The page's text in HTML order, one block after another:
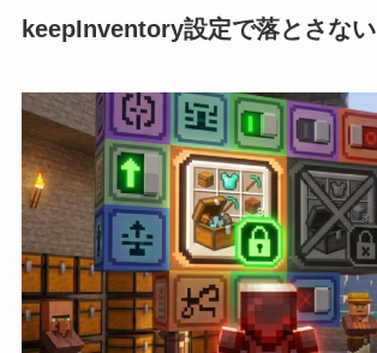
keepInventory設定で落とさない